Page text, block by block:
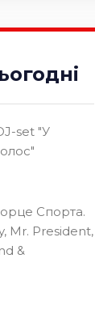
set "У
Спорта.
Mr. President,
&